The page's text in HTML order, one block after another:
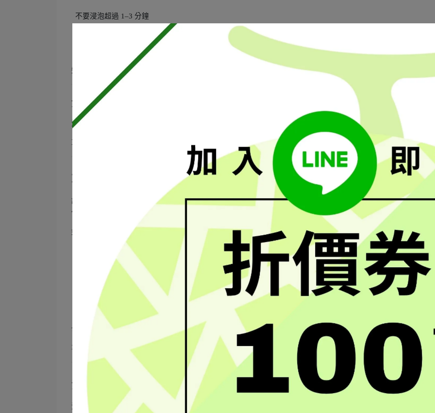
不要浸泡超過 1–3 分鐘
短時間流動水沖洗即可有效去除表面髒污。
第三步：最後再去蒂並擦乾
清洗完成後，再輕輕摘掉蒂頭。接著使用廚房紙巾輕壓吸乾表面水分，或自然風乾。
草莓表面若殘留水分直接放入冰箱，非常容易發霉。因此「擦乾」這個步驟非常重要。
草莓要不要泡鹽水？小蘇打真的有用嗎？
許多人認為泡鹽水可以清洗得更乾淨，其實重點不在鹽水，而在「流動清水沖洗」。鹽水或小蘇打水可以作為輔
但不需要長時間浸泡。
如果要使用小蘇打清洗：
水中加入少量小蘇打
浸泡 1–3 分鐘
再以流動清水沖洗乾淨
切記不要浸泡過久，否則草莓會吸水變軟。
事實上，只要來源可靠、農藥殘留符合規範的草莓，用流動清水沖洗就已經足夠。
洗好的草莓怎麼保存？
洗好的草莓如果沒有馬上食用，建議這樣保存：